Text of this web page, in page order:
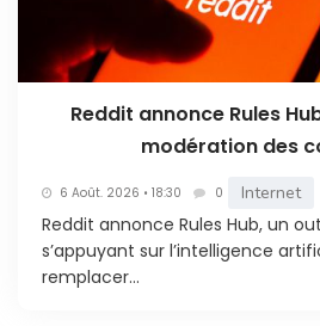
Reddit annonce Rules
modération des
6 Août. 2026 • 18:30 0 Internet
Reddit annonce Rules Hub, un
s’appuyant sur l’intelligence
remplacer...